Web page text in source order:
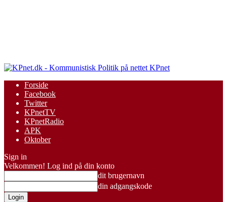
KPnet
Forside
Facebook
Twitter
KPnetTV
KPnetRadio
APK
Oktober
Sign in
Velkommen! Log ind på din konto
dit brugernavn
din adgangskode